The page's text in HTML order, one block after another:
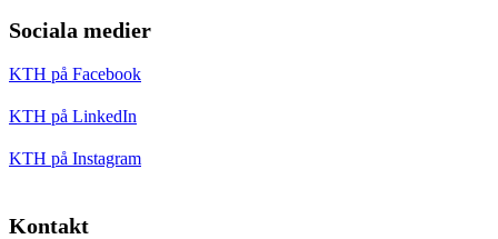
Sociala medier
KTH på Facebook
KTH på LinkedIn
KTH på Instagram
Kontakt